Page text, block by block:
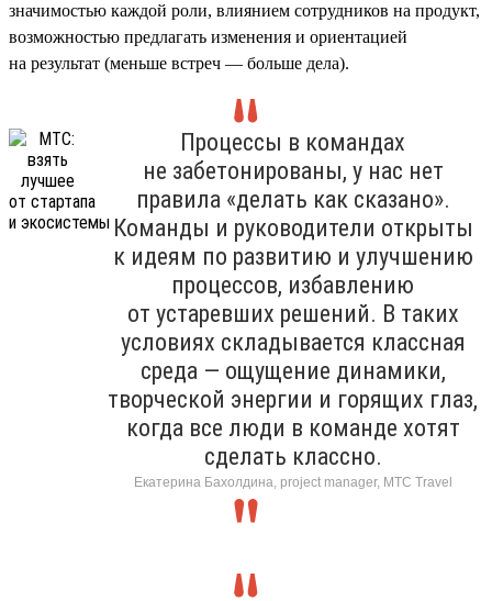
значимостью каждой роли, влиянием сотрудников на продукт,
возможностью предлагать изменения и ориентацией
на результат (меньше встреч — больше дела).
Процессы в командах
не забетонированы, у нас нет
правила «делать как сказано».
Команды и руководители открыты
к идеям по развитию и улучшению
процессов, избавлению
от устаревших решений. В таких
условиях складывается классная
среда — ощущение динамики,
творческой энергии и горящих глаз,
когда все люди в команде хотят
сделать классно.
Екатерина Бахолдина, project manager, МТС Travel